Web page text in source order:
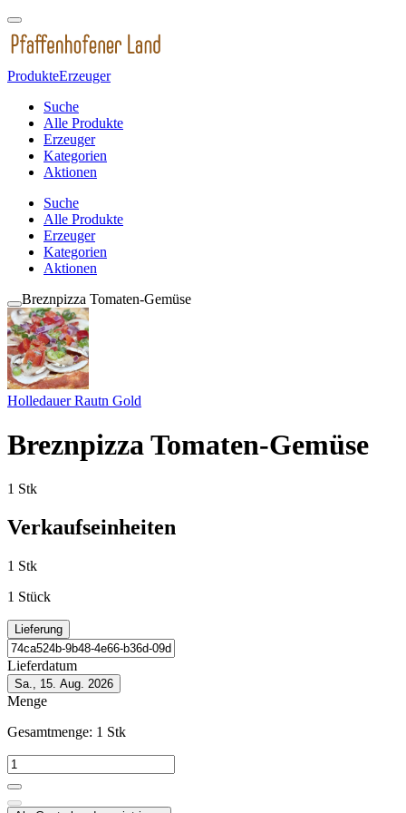
ProdukteErzeuger
Suche
Alle Produkte
Erzeuger
Kategorien
Aktionen
Suche
Alle Produkte
Erzeuger
Kategorien
Aktionen
Breznpizza Tomaten-Gemüse
Holledauer Rautn Gold
Breznpizza Tomaten-Gemüse
1 Stk
Verkaufseinheiten
1 Stk
1 Stück
Lieferung
Lieferdatum
Sa., 15. Aug. 2026
Menge
Gesamtmenge: 1 Stk